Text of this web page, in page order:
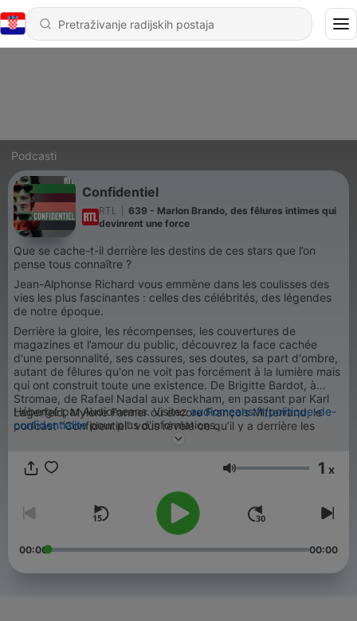
Podcasti
Confidentiel
RTL
639 - Marlon Brando, des fêlures intimes qui
devinrent une force
Que se cache-t-il derrière les destins de ces stars que l’on
pense tous connaître ?
Jean-Alphonse Richard vous emmène dans les coulisses des
vies les plus fascinantes : celles des célébrités, des légendes
de notre époque.
Derrière la gloire, les récompenses, les couvertures de
magazines et l’amour du public, découvrez la face cachée
d'une personnalité, ses cassures, ses doutes, sa part d'ombre,
autant de fêlures qu'on ne voit pas forcément à la lumière mais
qui ont construit toute une existence. De Brigitte Bardot, à
Stromae, de Rafael Nadal aux Beckham, en passant par Karl
Lagerfeld, Mylène Farmer ou encore François Mitterrand, le
podcast "Confidentiel" vous révèle ce qu’il y a derrière les
parcours hors normes des icônes de cinéma, de la musique, de
Témoignages, archives sonores et révélations exclusives vous
invitent à redécouvrir ces célébrités sous un nouveau jour, loin
Hébergé par Audiomeans. Visitezaudiomeans.fr/politique-de-
confidentialitepour plus d'informations.
Glasnoća 1 x
00:00 00:00